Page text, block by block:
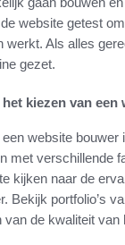
website getest
werkt. Als alles
gezet.
kiezen van
website bouwer
met verschillende
kijken naar de
Bekijk portfolio’s
van de kwaliteit van